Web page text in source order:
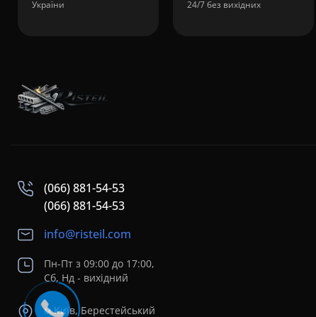
України
24/7 без вихідних
(066) 881-54-53
(066) 881-54-53
info@risteil.com
Пн-Пт з 09:00 до 17:00,
Сб, Нд - вихідний
м.Київ, Берестейський